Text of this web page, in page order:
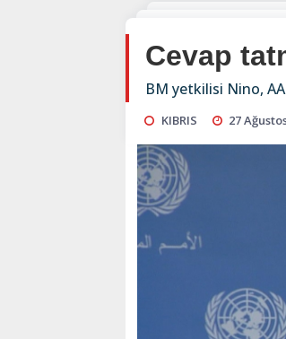
Cevap
BM yetkilisi Nino,
KIBRIS 27